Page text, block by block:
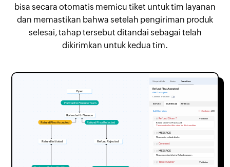
bisa secara otomatis memicu tiket untuk tim layanan
dan memastikan bahwa setelah pengiriman produk
selesai, tahap tersebut ditandai sebagai telah
dikirimkan untuk kedua tim.